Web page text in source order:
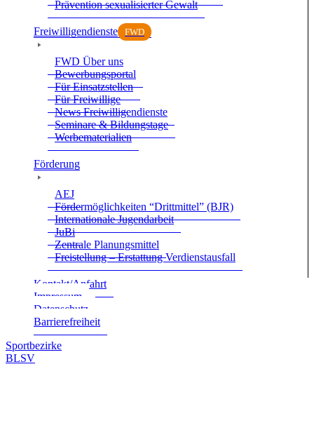
Prä­ven­tion sexua­li­sier­ter Gewalt
Frei­wil­li­gen­dienste FWD
FWD Über uns
Bewer­bungs­por­tal
Für Ein­satz­stel­len
Für Frei­wil­lige
News Frei­wil­li­gen­dienste
Semi­nare & Bil­dungs­tage
Wer­be­ma­te­ria­lien
För­de­rung
AEJ
För­der­mög­lich­kei­ten “Dritt­mit­tel” (BJR)
Inter­na­tio­nale Jugend­ar­beit
JuBi
Zen­trale Pla­nungs­mit­tel
Frei­stel­lung – Erstat­tung Ver­dienst­aus­fall
Kontakt/Anfahrt
Impres­sum
Daten­schutz
Bar­rie­re­frei­heit
Sportbezirke
BLSV